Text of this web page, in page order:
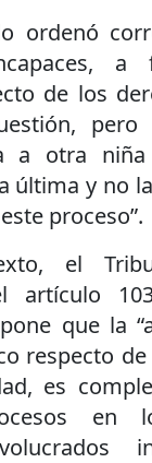
ordenó
de los
pero
a otra
última y no
proceso”.
el
artículo
que la
respecto
es
en